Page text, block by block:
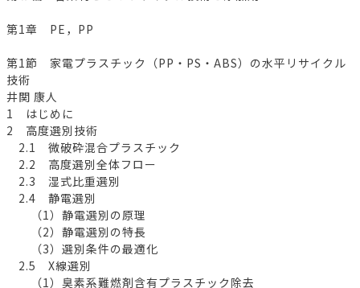
第1章 PE，PP
第1節 家電プラスチック（PP・PS・ABS）の水平リサイクル
技術
井関 康人
1 はじめに
2 高度選別技術
2.1 微破砕混合プラスチック
2.2 高度選別全体フロー
2.3 湿式比重選別
2.4 静電選別
（1）静電選別の原理
（2）静電選別の特長
（3）選別条件の最適化
2.5 X線選別
（1）臭素系難燃剤含有プラスチック除去